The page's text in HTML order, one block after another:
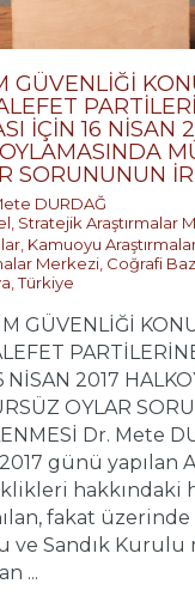
GÜVENLİĞİ
İÇİN 16 NİSAN
SORUNUNUN
DURDAĞ
Stratejik Araştırmalar
Kamuoyu
Merkezi Coğrafi
,Türkiye
GÜVENLİĞİ
NİSAN 2017
OYLAR
Dr. Mete
günü yapılan
hakkındaki
fakat
ve Sandık
...